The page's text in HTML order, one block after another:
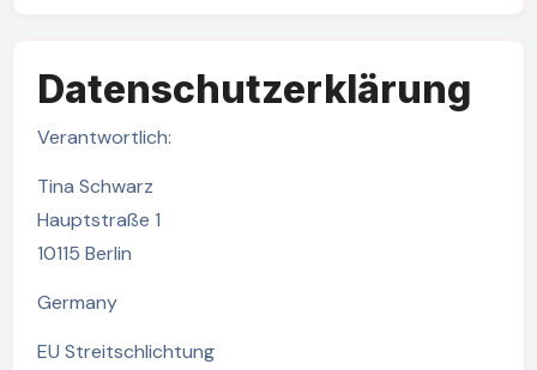
Datenschutzerklärung
Verantwortlich:
Tina Schwarz
Hauptstraße 1
10115 Berlin
Germany
EU Streitschlichtung